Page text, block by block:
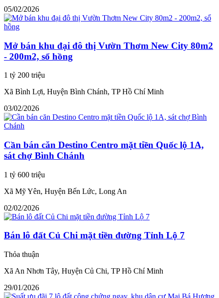
05/02/2026
Mở bán khu đại đô thị Vườn Thơm New City 80m2
- 200m2, sổ hồng
1 tỷ 200 triệu
Xã Bình Lợi, Huyện Bình Chánh, TP Hồ Chí Minh
03/02/2026
Cần bán căn Destino Centro mặt tiền Quốc lộ 1A,
sát chợ Bình Chánh
1 tỷ 600 triệu
Xã Mỹ Yên, Huyện Bến Lức, Long An
02/02/2026
Bán lô đất Củ Chi mặt tiền đường Tỉnh Lộ 7
Thỏa thuận
Xã An Nhơn Tây, Huyện Củ Chi, TP Hồ Chí Minh
29/01/2026